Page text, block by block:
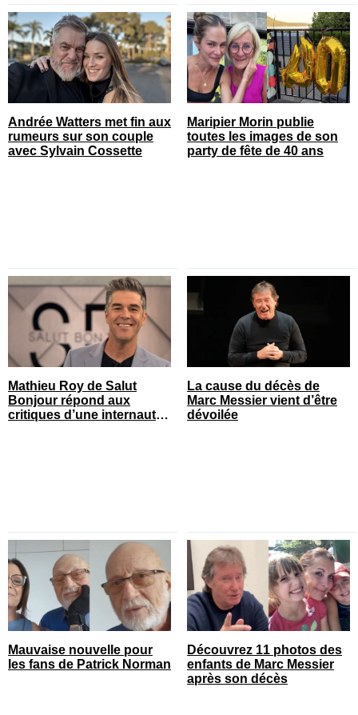
Andrée Watters met fin aux
rumeurs sur son couple
avec Sylvain Cossette
Maripier Morin publie
toutes les images de son
party de fête de 40 ans
Mathieu Roy de Salut
Bonjour répond aux
critiques d’une internaute
La cause du décès de
Marc Messier vient d’être
dévoilée
Mauvaise nouvelle pour
les fans de Patrick Norman
Découvrez 11 photos des
enfants de Marc Messier
après son décès